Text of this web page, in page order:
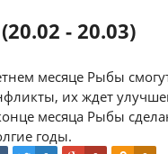
- 20.03)
месяце Рыбы
их ждет
месяца Рыбы
годы.